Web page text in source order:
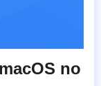
no